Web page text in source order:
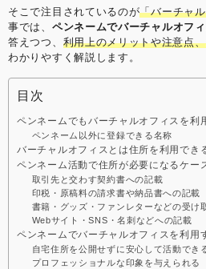
れ！覚えておきたいシェ
ペースのマナー “バーチ
ス” “レンタルオフィス”ど
レッジソサエティ久田社
会議 #2 ～週休4日制正社
果とは？～ ここでしか聞
(東京都中小企業診断士協
若者へ「週休４日制」の
トリートアカデミー 久田
ド調査部 バーチャルオフィ
そこで注目されているのが「バーチャ
事では、 ペンネームでバーチャルオフ
答えつつ、 利用上のメリットや注意点
わかりやすく解説します。
目次
ペンネームでもバーチャルオフィスを利
ペンネーム以外に登録できる名称
バーチャルオフィスとは住所を利用でき
ペンネーム活動で住所が必要になるケー
取引先と交わす契約書への記載
印税・原稿料の請求書や納品書への記載
書籍・グッズ・ファンレターなどの受け
Webサイト・SNS・名刺などへの記載
ペンネームでバーチャルオフィスを利用
自宅住所を公開せずに安心して活動でき
プロフェッショナルな印象を与えられる